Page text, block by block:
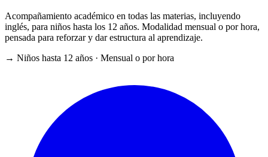
Acompañamiento académico en todas las materias, incluyendo
inglés, para niños hasta los 12 años. Modalidad mensual o por hora,
pensada para reforzar y dar estructura al aprendizaje.
→ Niños hasta 12 años · Mensual o por hora